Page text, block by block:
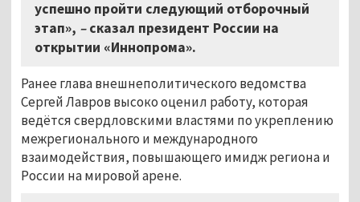
успешно пройти следующий отборочный
этап», –сказал президент России на
открытии «Иннопрома».
Ранее глава внешнеполитического ведомства
Сергей Лавров высоко оценил работу, которая
ведётся свердловскими властями по укреплению
межрегионального и международного
взаимодействия, повышающего имидж региона и
России на мировой арене.